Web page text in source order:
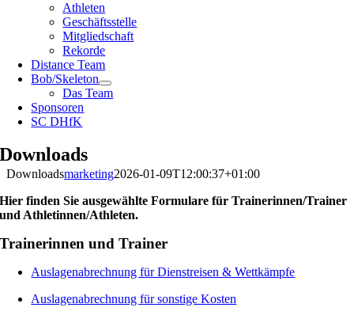
Athleten
Geschäftsstelle
Mitgliedschaft
Rekorde
Distance Team
Bob/Skeleton
Das Team
Sponsoren
SC DHfK
Downloads
Downloadsmarketing2026-01-09T12:00:37+01:00
Hier finden Sie ausgewählte Formulare für Trainerinnen/Trainer
und Athletinnen/Athleten.
Trainerinnen und Trainer
Auslagenabrechnung für Dienstreisen & Wettkämpfe
Auslagenabrechnung für sonstige Kosten